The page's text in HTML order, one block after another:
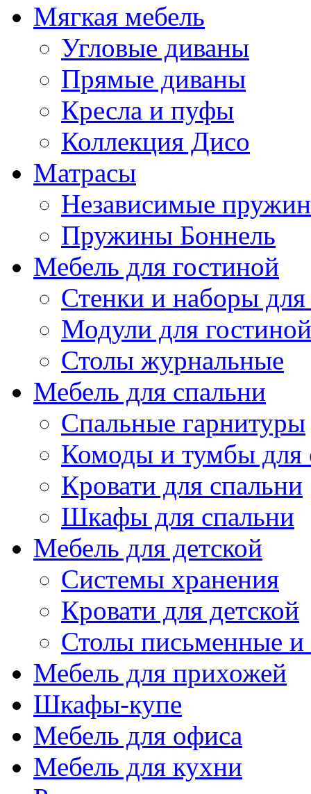
Мягкая мебель
Угловые диваны
Прямые диваны
Кресла и пуфы
Коллекция Дисо
Матрасы
Независимые
Пружины Боннель
Мебель для гостиной
Стенки и наборы для
Модули для гостиной
Столы журнальные
Мебель для спальни
Спальные гарнитуры
Комоды и тумбы для
Кровати для спальни
Шкафы для спальни
Мебель для детской
Системы хранения
Кровати для детской
Столы письменные
Мебель для прихожей
Шкафы-купе
Мебель для офиса
Мебель для кухни